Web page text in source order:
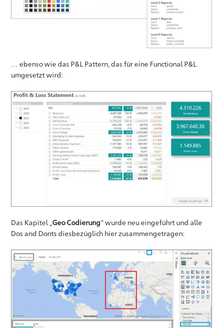
… ebenso wie das P&L Pattern, das für eine Functional P&L
umgesetzt wird:
Das Kapitel „Geo Codierung“ wurde neu eingeführt und alle
Dos and Donts diesbezüglich hier zusammengetragen: